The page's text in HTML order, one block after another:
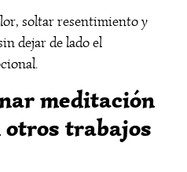
soltar resentimiento y
dejar de lado el
meditación
trabajos